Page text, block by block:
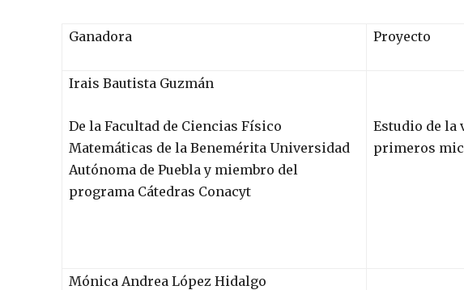
Ganadora Proyecto
Irais Bautista Guzmán
De la Facultad de Ciencias Físico
Matemáticas de la Benemérita Universidad
Autónoma de Puebla y miembro del
programa Cátedras Conacyt
Estudio de la
primeros
Mónica Andrea López Hidalgo